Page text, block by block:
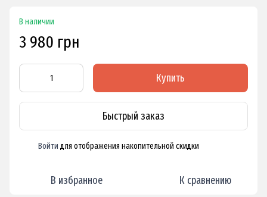
В наличии
3 980 грн
Купить
Быстрый заказ
Войти для отображения накопительной скидки
В избранное К сравнению